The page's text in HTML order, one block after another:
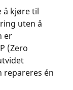
å kjøre til
uten å
er
(Zero
repareres én